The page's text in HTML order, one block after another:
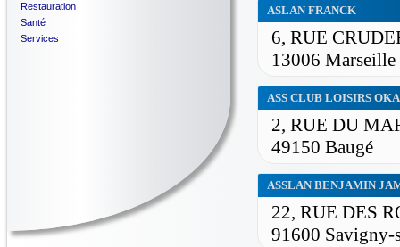
Restauration
Santé
Services
ASLAN FRANCK
6, RUE
13006 Marseille
ASS CLUB LOISIRS
2, RUE DU
49150 Baugé
ASSLAN BENJAMIN
22, RUE DES
91600 Savigny-